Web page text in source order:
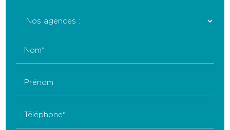
Nom*
Prénom
Téléphone*